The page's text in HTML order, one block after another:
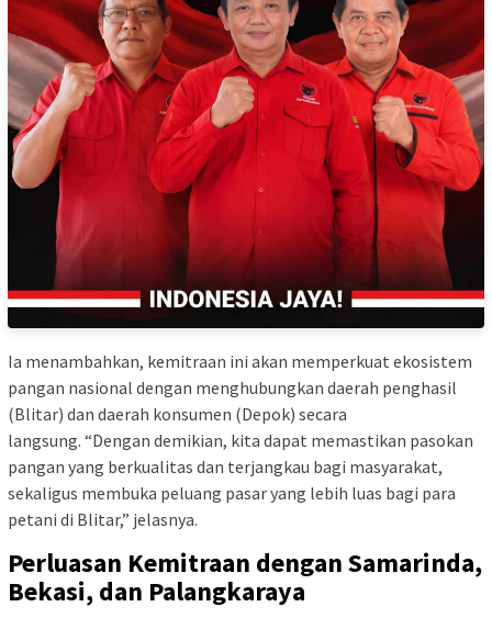
Ia menambahkan, kemitraan ini akan memperkuat ekosistem
pangan nasional dengan menghubungkan daerah penghasil
(Blitar) dan daerah konsumen (Depok) secara
langsung. “Dengan demikian, kita dapat memastikan pasokan
pangan yang berkualitas dan terjangkau bagi masyarakat,
sekaligus membuka peluang pasar yang lebih luas bagi para
petani di Blitar,” jelasnya.
Perluasan Kemitraan dengan Samarinda,
Bekasi, dan Palangkaraya